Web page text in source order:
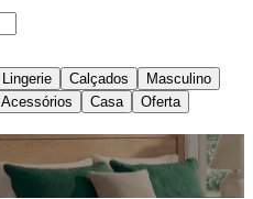
Lingerie Calçados
Masculino
Acessórios Casa Oferta